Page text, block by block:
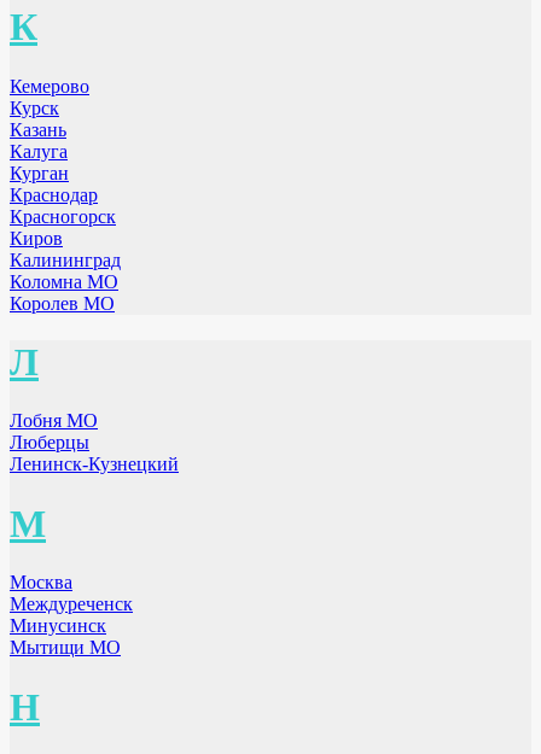
К
Кемерово
Курск
Казань
Калуга
Курган
Краснодар
Красногорск
Киров
Калининград
Коломна МО
Королев МО
Л
Лобня МО
Люберцы
Ленинск-Кузнецкий
М
Москва
Междуреченск
Минусинск
Мытищи МО
Н